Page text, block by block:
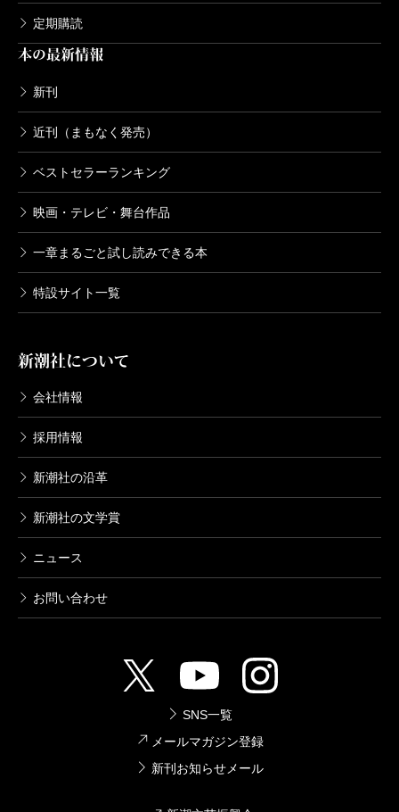
定期購読
本の最新情報
新刊
近刊（まもなく発売）
ベストセラーランキング
映画・テレビ・舞台作品
一章まるごと試し読みできる本
特設サイト一覧
新潮社について
会社情報
採用情報
新潮社の沿革
新潮社の文学賞
ニュース
お問い合わせ
SNS一覧
メールマガジン登録
新刊お知らせメール